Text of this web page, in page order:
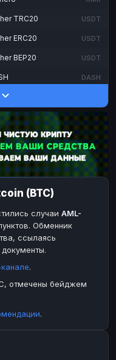
TRC20 USDT
ERC20 USDT
BEP20 USDT
DASH
DOGE
TRON
Cash BCH
BEP20
Classic(BTC)
случаи AML-
Обменник
ссылаясь
.
отмечены бейджем
.